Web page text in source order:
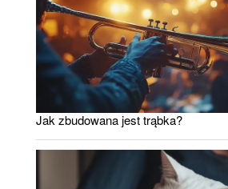
Jak zbudowana jest trąbka?